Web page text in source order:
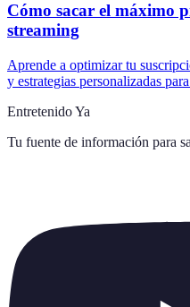
Cómo sacar el máximo
streaming
Aprende a optimizar tu
y estrategias personalizadas
Entretenido Ya
Tu fuente de información para